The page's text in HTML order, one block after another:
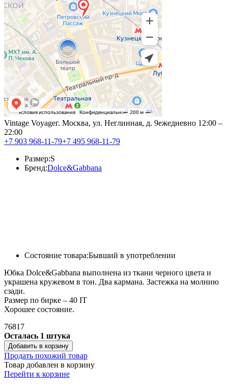
Vintage Voyageг. Москва, ул. Неглинная, д. 9ежедневно 12:00 –
22:00
+7 903 968-11-79+7 495 968-11-79
Состояние товара:Бывший в употреблении
Бренд:Dolce&Gabbana
Размер:S
Юбка Dolce&Gabbana выполнена из ткани черного цвета и
украшена кружевом в тон. Два кармана. Застежка на молнию
сзади.
Размер по бирке – 40 IT
Хорошее состояние.
76817
Осталась 1 штука
Добавить в корзину
Продать похожий товар
Товар добавлен в корзину
Перейти к корзине